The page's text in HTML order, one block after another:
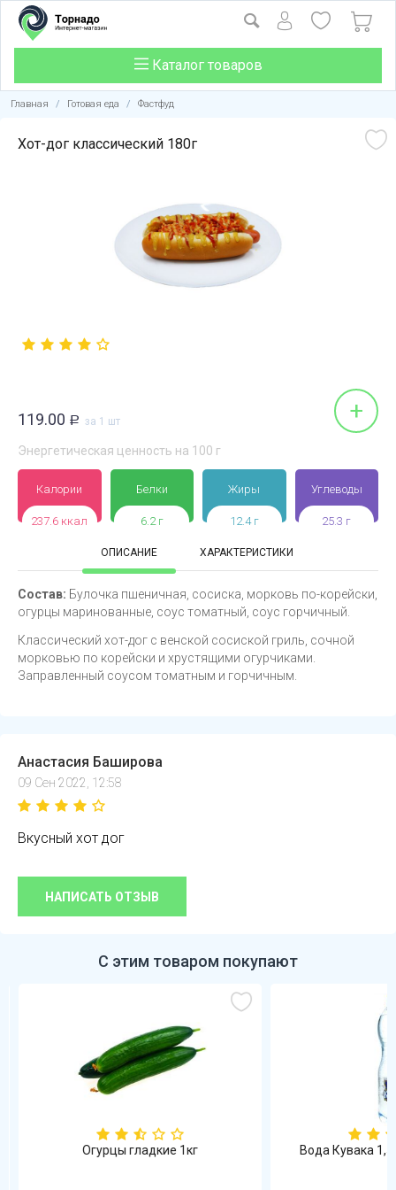
Каталог товаров
Главная / Готовая еда / Фастфуд
Хот-дог классический 180г
119.00 Р за 1 шт +
Энергетическая ценность на 100 г
Калории
237.6 ккал
Белки
6.2 г
Жиры
12.4 г
Углеводы
25.3 г
ОПИСАНИЕ ХАРАКТЕРИСТИКИ
Состав: Булочка пшеничная, сосиска, морковь по-корейски,
огурцы маринованные, соус томатный, соус горчичный.
Классический хот-дог с венской сосиской гриль, сочной
морковью по корейски и хрустящими огурчиками.
Заправленный соусом томатным и горчичным.
Анастасия Баширова
09 Сен 2022, 12:58
Вкусный хот дог
НАПИСАТЬ ОТЗЫВ
С этим товаром покупают
Огурцы гладкие 1кг Вода Кувака